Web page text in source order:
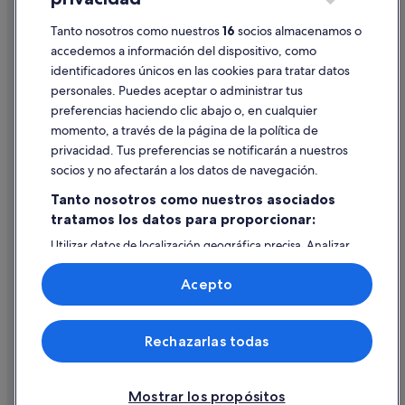
Hoteles con piscina en Casco antiguo de Palma
Cort hoteles
Chalets en Palma de Mallorca
Hoteles con piscina en Palma de Mallorca
Hoteles ecológicos en Islas Baleares
Hotusa hoteles en Palma de Mallorca
Campings de caravanas en Palma de Mallorca
Hoteles con todo incluido en Mallorca
Pautas sobre el contenido y cómo denunciar contenido
Ayuda
Cancelar un vuelo
Cancelar una reserva de hotel o de un alquiler vacacional
Utilizar un cupón de Expedia
Documentos para viajes internacionales
© 2026 Expedia, Inc., una empresa de Expedia Group. Todos los
derechos reservados. Expedia y el logotipo de Expedia son marcas
comerciales o marcas comerciales registradas de Expedia, Inc.
Tanto nosotros como nuestros16 socios almacenamos o
accedemos a información del dispositivo, como
identificadores únicos en las cookies para tratar datos
personales. Puedes aceptar o administrar tus
preferencias haciendo clic abajo o, en cualquier
momento, a través de la página de la política de
privacidad. Tus preferencias se notificarán a nuestros
socios y no afectarán a los datos de navegación.
Tanto nosotros como nuestros asociados
tratamos los datos para proporcionar:
Utilizar datos de localización geográfica precisa. Analizar
activamente las características del dispositivo para su
identificación. Almacenar la información en un dispositivo
y/o acceder a ella. Publicidad y contenido personalizados,
medición de publicidad y contenido, investigación de
audiencia y desarrollo de servicios.
Lista de asociados (proveedores)
Mostrar los propósitos
Rechazarlas todas
Acepto